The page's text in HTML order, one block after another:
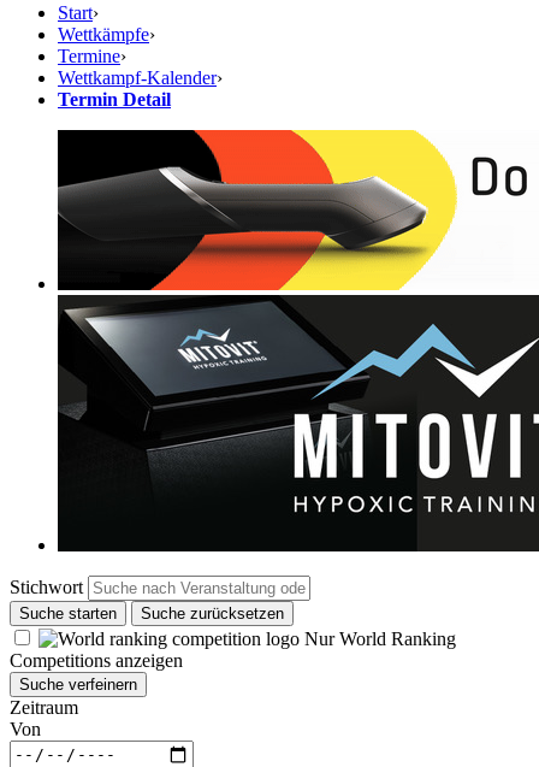
Start›
Wettkämpfe›
Termine›
Wettkampf-Kalender›
Termin Detail
Stichwort
Suche starten Suche zurücksetzen
Nur World Ranking
Competitions anzeigen
Suche verfeinern
Zeitraum
Von